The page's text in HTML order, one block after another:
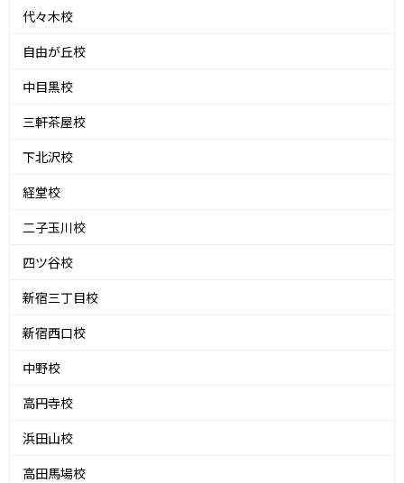
代々木校
自由が丘校
中目黒校
三軒茶屋校
下北沢校
経堂校
二子玉川校
四ツ谷校
新宿三丁目校
新宿西口校
中野校
高円寺校
浜田山校
高田馬場校